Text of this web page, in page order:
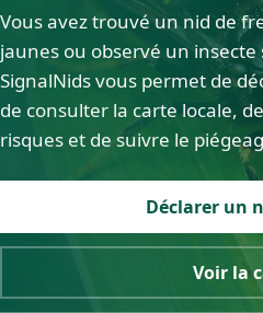
Vous avez trouvé un nid de
jaunes ou observé un insecte
SignalNids vous permet de
de consulter la carte locale,
risques et de suivre le
Déclarer un
Voir la